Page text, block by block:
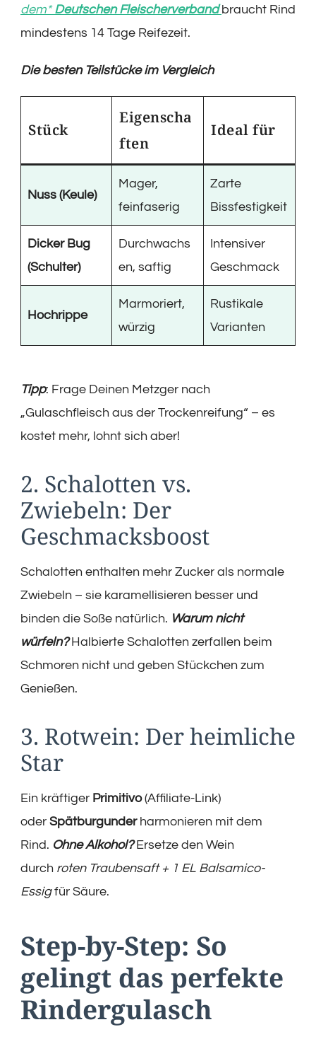
dem*Deutschen Fleischerverband braucht Rind
mindestens 14 Tage Reifezeit.
Die besten Teilstücke im Vergleich
Stück
Eigenscha
ften
Ideal für
Nuss (Keule)
Mager,
feinfaserig
Zarte
Bissfestigkeit
Dicker Bug
(Schulter)
Durchwachs
en, saftig
Intensiver
Geschmack
Hochrippe
Marmoriert,
würzig
Rustikale
Varianten
Tipp: Frage Deinen Metzger nach
„Gulaschfleisch aus der Trockenreifung“ – es
kostet mehr, lohnt sich aber!
2. Schalotten vs.
Zwiebeln: Der
Geschmacksboost
Schalotten enthalten mehr Zucker als normale
Zwiebeln – sie karamellisieren besser und
binden die Soße natürlich. Warum nicht
würfeln?Halbierte Schalotten zerfallen beim
Schmoren nicht und geben Stückchen zum
Genießen.
3. Rotwein: Der heimliche
Star
Ein kräftiger Primitivo(Affiliate-Link)
oder Spätburgunderharmonieren mit dem
Rind. Ohne Alkohol?Ersetze den Wein
durch roten Traubensaft + 1 EL Balsamico-
Essigfür Säure.
Step-by-Step: So
gelingt das perfekte
Rindergulasch